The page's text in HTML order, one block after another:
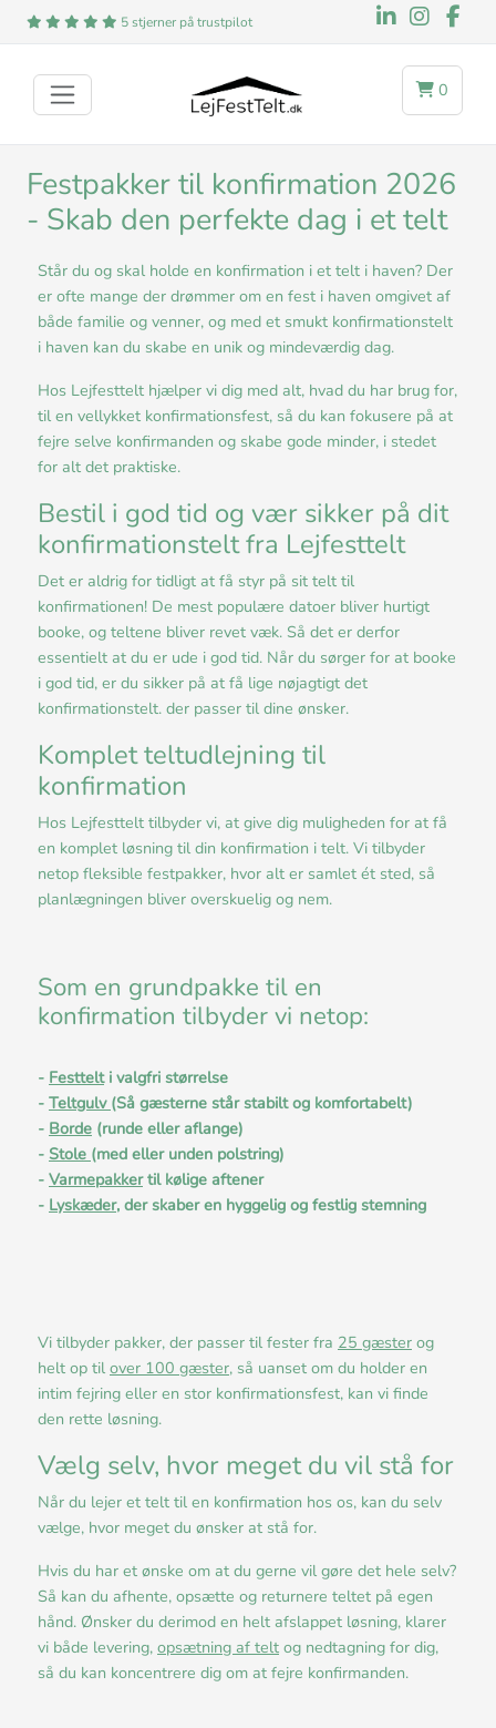
5 stjerner på trustpilot
0
Festpakker til konfirmation 2026
- Skab den perfekte dag i et telt
Står du og skal holde en konfirmation i et telt i haven? Der
er ofte mange der drømmer om en fest i haven omgivet af
både familie og venner, og med et smukt konfirmationstelt
i haven kan du skabe en unik og mindeværdig dag.
Hos Lejfesttelt hjælper vi dig med alt, hvad du har brug for,
til en vellykket konfirmationsfest, så du kan fokusere på at
fejre selve konfirmanden og skabe gode minder, i stedet
for alt det praktiske.
Bestil i god tid og vær sikker på dit
konfirmationstelt fra Lejfesttelt
Det er aldrig for tidligt at få styr på sit telt til
konfirmationen! De mest populære datoer bliver hurtigt
booke, og teltene bliver revet væk. Så det er derfor
essentielt at du er ude i god tid. Når du sørger for at booke
i god tid, er du sikker på at få lige nøjagtigt det
konfirmationstelt. der passer til dine ønsker.
Komplet teltudlejning til
konfirmation
Hos Lejfesttelt tilbyder vi, at give dig muligheden for at få
en komplet løsning til din konfirmation i telt. Vi tilbyder
netop fleksible festpakker, hvor alt er samlet ét sted, så
planlægningen bliver overskuelig og nem.
Som en grundpakke til en
konfirmation tilbyder vi netop:
- Festtelti valgfri størrelse
- Teltgulv (Så gæsterne står stabilt og komfortabelt)
- Borde (runde eller aflange)
- Stole (med eller unden polstring)
- Varmepakkertil kølige aftener
- Lyskæder, der skaber en hyggelig og festlig stemning
Vi tilbyder pakker, der passer til fester fra 25 gæster og
helt op til over 100 gæster, så uanset om du holder en
intim fejring eller en stor konfirmationsfest, kan vi finde
den rette løsning.
Vælg selv, hvor meget du vil stå for
Når du lejer et telt til en konfirmation hos os, kan du selv
vælge, hvor meget du ønsker at stå for.
Hvis du har et ønske om at du gerne vil gøre det hele selv?
Så kan du afhente, opsætte og returnere teltet på egen
hånd. Ønsker du derimod en helt afslappet løsning, klarer
vi både levering, opsætning af telt og nedtagning for dig,
så du kan koncentrere dig om at fejre konfirmanden.